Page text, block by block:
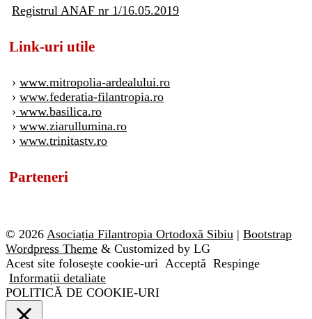
Registrul ANAF nr 1/16.05.2019
Link-uri utile
› www.mitropolia-ardealului.ro
› www.federatia-filantropia.ro
› www.basilica.ro
› www.ziarullumina.ro
› www.trinitastv.ro
Parteneri
© 2026 Asociația Filantropia Ortodoxă Sibiu | Bootstrap
Wordpress Theme & Customized by LG
Acest site folosește cookie-uri Acceptă Respinge
Informații detaliate
POLITICĂ DE COOKIE-URI